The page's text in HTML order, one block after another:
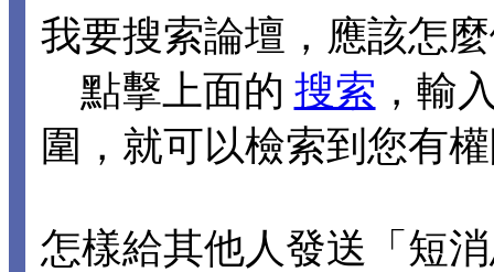
我要搜索論壇，應該怎
點擊上面的 搜索 ，輸
圍，就可以檢索到您有
怎樣給其他人發送「短